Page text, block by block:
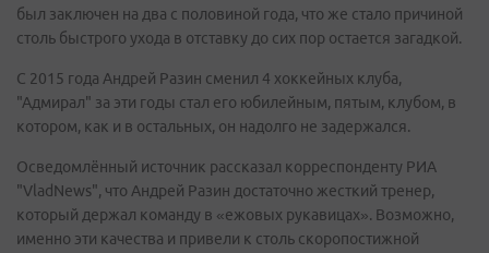
был заключен на два с половиной года, что же стало причиной
столь быстрого ухода в отставку до сих пор остается загадкой.
С 2015 года Андрей Разин сменил 4 хоккейных клуба,
"Адмирал" за эти годы стал его юбилейным, пятым, клубом, в
котором, как и в остальных, он надолго не задержался.
Осведомлённый источник рассказал корреспонденту РИА
"VladNews", что Андрей Разин достаточно жесткий тренер,
который держал команду в «ежовых рукавицах». Возможно,
именно эти качества и привели к столь скоропостижной